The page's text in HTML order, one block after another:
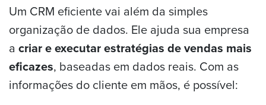
Um CRM eficiente vai além da simples
organização de dados. Ele ajuda sua empresa
a criar e executar estratégias de vendas mais
eficazes, baseadas em dados reais. Com as
informações do cliente em mãos, é possível: